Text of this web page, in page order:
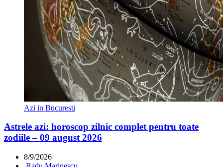
Azi in Bucuresti
Astrele azi: horoscop zilnic complet pentru toate
zodiile – 09 august 2026
8/9/2026